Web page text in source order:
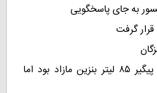
به جای پاسخگویی
گرفت
نماینده مجلس: استاندار هرمزگان پیگیر ۸۵ لیتر بنزین مازاد بود اما